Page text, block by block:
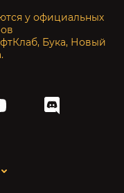
у официальных
Бука, Новый